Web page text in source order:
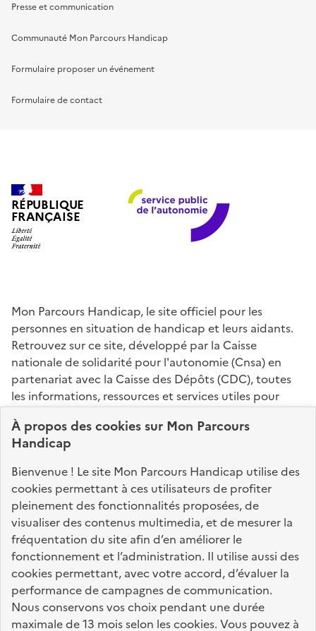
À propos descookiessur Mon Parcours
Handicap
Bienvenue ! Le site Mon Parcours Handicap utilise des
cookies permettant à ces utilisateurs de profiter
pleinement des fonctionnalités proposées, de
visualiser des contenus multimedia, et de mesurer la
fréquentation du site afin d’en améliorer le
fonctionnement et l’administration. Il utilise aussi des
cookies permettant, avec votre accord, d’évaluer la
performance de campagnes de communication.
Nous conservons vos choix pendant une durée
maximale de 13 mois selon les cookies. Vous pouvez à
Presse et communication
Communauté Mon Parcours Handicap
Formulaire proposer un événement
Formulaire de contact
RÉPUBLIQUE
FRANÇAISE
Mon Parcours Handicap, le site officiel pour les
personnes en situation de handicap et leurs aidants.
Retrouvez sur ce site, développé par la Caisse
nationale de solidarité pour l'autonomie (Cnsa) en
partenariat avec la Caisse des Dépôts (CDC), toutes
les informations, ressources et services utiles pour
connaître vos droits, effectuer vos démarches,
identifier vos interlocuteurs.
Nos sites partenaires
info.gouv.fr service-public.fr legifrance.gouv.fr
data.gouv.fr
Nos partenaires
La Caisse des Dépôts
accompagne les parcours
de vie